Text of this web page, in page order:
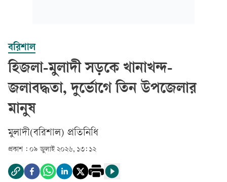
বরিশাল
হিজলা-মুলাদী সড়কে খানাখন্দ-
জলাবদ্ধতা, দুর্ভোগে তিন উপজেলার
মানুষ
মুলাদী(বরিশাল) প্রতিনিধি
প্রকাশ : ০৯ জুলাই ২০২৬, ১৩: ১২